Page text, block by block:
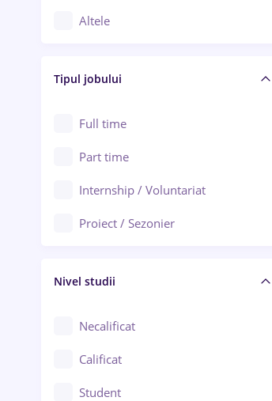
Arad
Baia Mare
Bârlad
Bistrița (Bistrița-Năsăud)
Altele
Asigurări
Au pair / Babysitter / Curățenie
Audit / Consultanță
Auto / Echipamente
Automatizări
Cercetare - dezvoltare
Chimie / Biochimie
Confecții / Design vestimentar
Construcții / Instalații
Tipul jobului
Full time
Part time
Internship / Voluntariat
Proiect / Sezonier
Nivel studii
Necalificat
Calificat
Student